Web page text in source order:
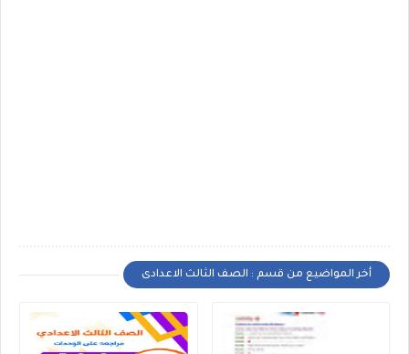
أخر المواضيع من قسم : الصف الثالث الاعدادى